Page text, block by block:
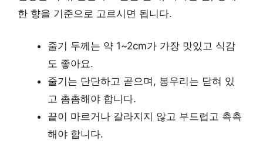
한 향을 기준으로 고르시면 됩니다.
줄기 두께는 약 1~2cm가 가장 맛있고 식감
도 좋아요.
줄기는 단단하고 곧으며, 봉우리는 닫혀 있
고 촘촘해야 합니다.
끝이 마르거나 갈라지지 않고 부드럽고 촉촉
해야 합니다.